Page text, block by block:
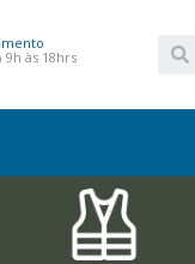
9h às 18hrs